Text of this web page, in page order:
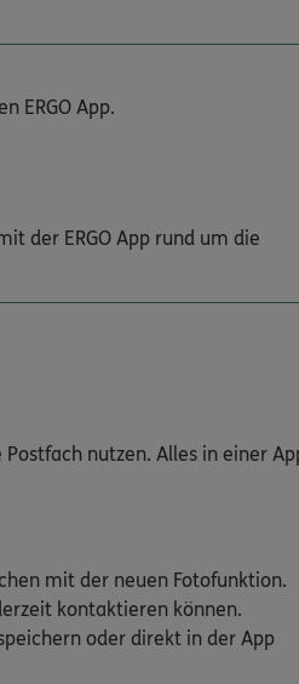
ERGO App.
der ERGO App rund um die
nutzen. Alles in einer
mit der neuen Fotofunktion.
kontaktieren können.
oder direkt in der App